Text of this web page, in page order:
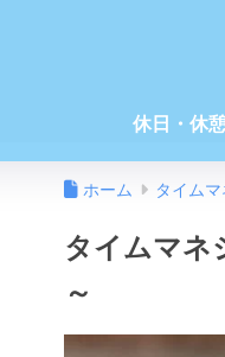
休日・休
ホーム タイム
タイムマネ
～